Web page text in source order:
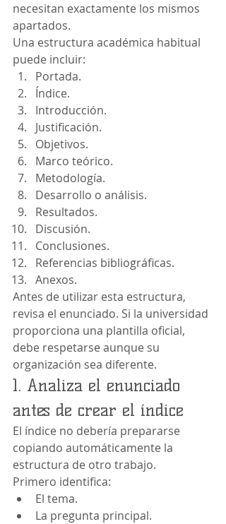
necesitan exactamente los mismos
apartados.
Una estructura académica habitual
puede incluir:
Portada.
Índice.
Introducción.
Justificación.
Objetivos.
Marco teórico.
Metodología.
Desarrollo o análisis.
Resultados.
Discusión.
Conclusiones.
Referencias bibliográficas.
Anexos.
Antes de utilizar esta estructura,
revisa el enunciado. Si la universidad
proporciona una plantilla oficial,
debe respetarse aunque su
organización sea diferente.
1. Analiza el enunciado
antes de crear el índice
El índice no debería prepararse
copiando automáticamente la
estructura de otro trabajo.
Primero identifica:
El tema.
La pregunta principal.